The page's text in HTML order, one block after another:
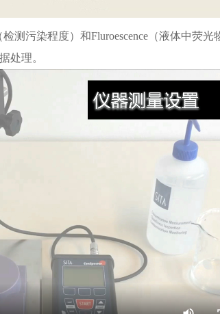
测污染程度）和Fluroescence（液体中荧光
处理。